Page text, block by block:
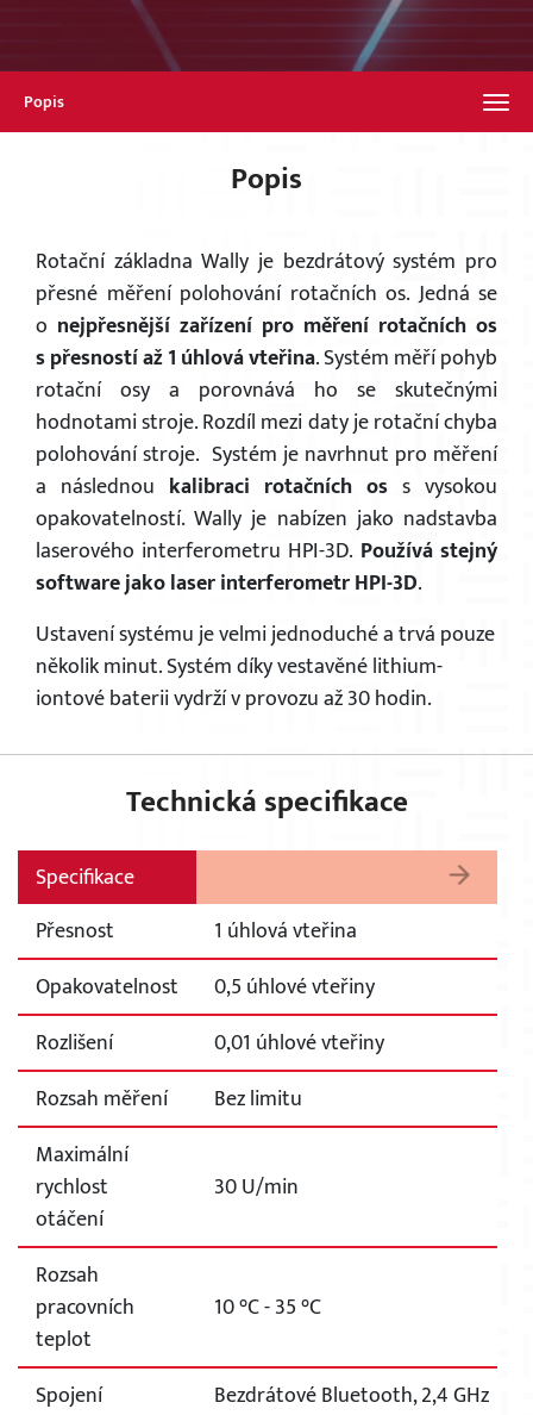
Popis
Popis
Rotační základna Wally je bezdrátový systém pro
přesné měření polohování rotačních os. Jedná se
o nejpřesnější zařízení pro měření rotačních os
s přesností až 1 úhlová vteřina. Systém měří pohyb
rotační osy a porovnává ho se skutečnými
hodnotami stroje. Rozdíl mezi daty je rotační chyba
polohování stroje. Systém je navrhnut pro měření
a následnou kalibraci rotačních os s vysokou
opakovatelností. Wally je nabízen jako nadstavba
laserového interferometru HPI-3D. Používá stejný
software jako laser interferometr HPI-3D.
Ustavení systému je velmi jednoduché a trvá pouze
několik minut. Systém díky vestavěné lithium-
iontové baterii vydrží v provozu až 30 hodin.
Technická specifikace
Specifikace
Přesnost
1 úhlová vteřina
Opakovatelnost
0,5 úhlové vteřiny
Rozlišení
0,01 úhlové vteřiny
Rozsah měření
Bez limitu
Maximální
rychlost
otáčení
30 U/min
Rozsah
pracovních
teplot
10 °C - 35 °C
Spojení
Bezdrátové Bluetooth, 2,4 GHz